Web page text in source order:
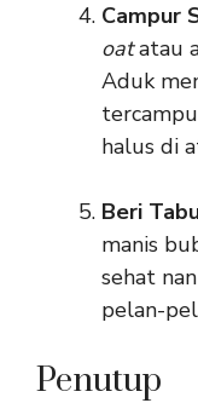
Campur
oatatau
Aduk
halus di
Beri
manis
sehat
pelan-
Penutup